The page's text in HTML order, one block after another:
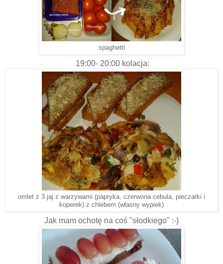
spaghetti
19:00- 20:00 kolacja:
omlet z 3 jaj z warzywami (papryka, czerwona cebula, pieczarki i
koperek) z chlebem (własny wypiek)
Jak mam ochotę na coś "słodkiego" :-)